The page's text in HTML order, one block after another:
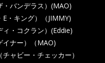
・バンデラス）(MAO)
・キング）（JIMMY)
・コクラン）(Eddie)
イナー）（MAO)
ャビー・チェッカー）